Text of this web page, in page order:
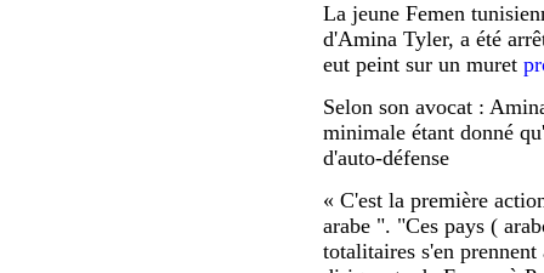
La jeune Femen
d'Amina Tyler, a été
eut peint sur un muret
Selon son avocat :
minimale étant donné
d'auto-défense
« C'est la première
arabe ". "Ces pays (
totalitaires s'en